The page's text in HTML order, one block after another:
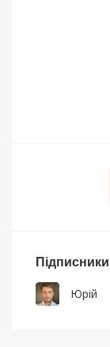
Підписники
Юрій